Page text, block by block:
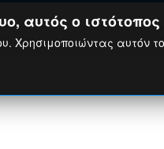
αυτός ο
Χρησιμοποιώντας αυτόν